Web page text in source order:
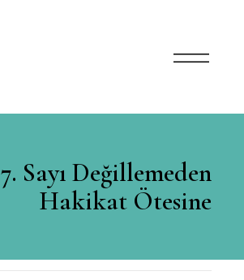
7. Sayı Değillemeden
Hakikat Ötesine